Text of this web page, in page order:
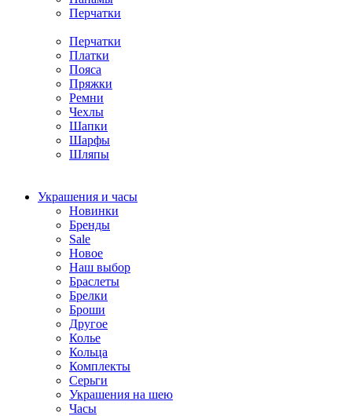
Перчатки
Перчатки
Платки
Пояса
Пряжки
Ремни
Чехлы
Шапки
Шарфы
Шляпы
Украшения и часы
Новинки
Бренды
Sale
Новое
Наш выбор
Браслеты
Брелки
Броши
Другое
Колье
Кольца
Комплекты
Серьги
Украшения на шею
Часы